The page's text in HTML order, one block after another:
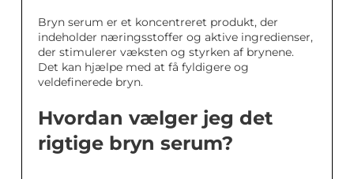
Bryn serum er et koncentreret produkt, der
indeholder næringsstoffer og aktive ingredienser,
der stimulerer væksten og styrken af brynene.
Det kan hjælpe med at få fyldigere og
veldefinerede bryn.
Hvordan vælger jeg det
rigtige bryn serum?